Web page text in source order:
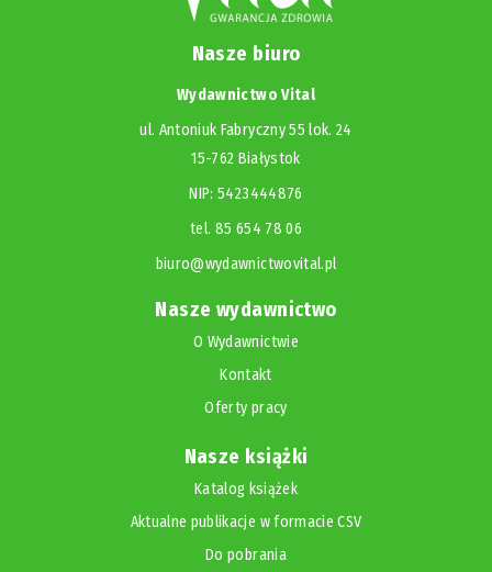
Nasze biuro
Wydawnictwo Vital
ul. Antoniuk Fabryczny 55 lok. 24
15-762 Białystok
NIP: 5423444876
tel. 85 654 78 06
biuro@wydawnictwovital.pl
Nasze wydawnictwo
O Wydawnictwie
Kontakt
Oferty pracy
Nasze książki
Katalog książek
Aktualne publikacje w formacie CSV
Do pobrania